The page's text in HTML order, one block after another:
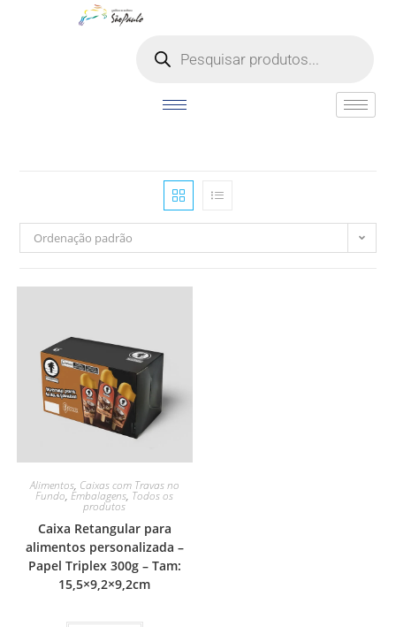
Ordenação padrão
Alimentos, Caixas com Travas no
Fundo,Embalagens, Todos os
produtos
Caixa Retangular para
alimentos personalizada –
Papel Triplex 300g – Tam:
15,5×9,2×9,2cm